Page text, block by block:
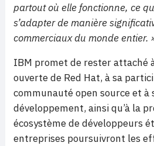
partout où elle fonctionne, ce
s’adapter de manière
commerciaux du monde entier.
IBM promet de rester attaché
ouverte de Red Hat, à sa
communauté open source et à
développement, ainsi qu’à la
écosystème de développeurs
entreprises poursuivront les